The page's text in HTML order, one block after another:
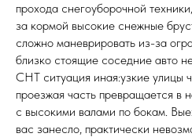
прохода снегоуборочной
за кормой высокие снежные
сложно маневрировать из-за
близко стоящие соседние авто
СНТ ситуация иная:узкие улицы
проезжая часть превращается в
с высокими валами по бокам.
вас занесло, практически